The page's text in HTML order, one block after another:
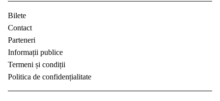
Bilete
Contact
Parteneri
Informații publice
Termeni și condiții
Politica de confidențialitate